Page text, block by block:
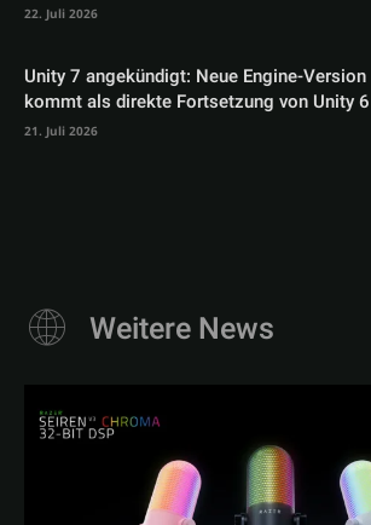
22. Juli 2026
Unity 7 angekündigt: Neue Engine-Version
kommt als direkte Fortsetzung von Unity 6
21. Juli 2026
Weitere News